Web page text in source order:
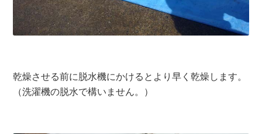
乾燥させる前に脱水機にかけるとより早く乾燥します。
（洗濯機の脱水で構いません。）